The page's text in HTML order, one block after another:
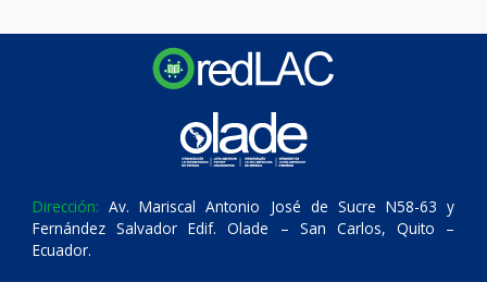
Dirección: Av. Mariscal Antonio José de Sucre N58-63 y
Fernández Salvador Edif. Olade – San Carlos, Quito –
Ecuador.